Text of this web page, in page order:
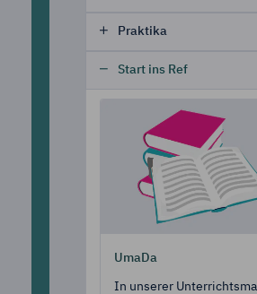
Praktika
Start ins Ref
UmaDa
In unserer